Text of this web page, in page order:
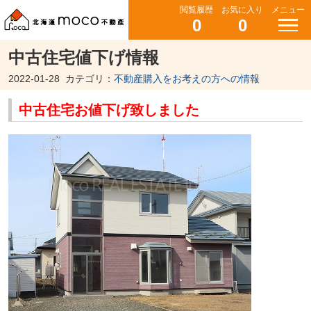
閲覧履歴
0
お気に入り
0
メニュー
中古住宅値下げ情報
2022-01-28 カテゴリ： 不動産購入をお考えの方への情報
中古住宅お値下げ致しました